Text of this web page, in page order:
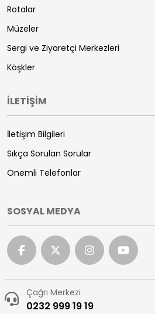
Rotalar
Müzeler
Sergi ve Ziyaretçi Merkezleri
Köşkler
İLETİŞİM
İletişim Bilgileri
Sıkça Sorulan Sorular
Önemli Telefonlar
SOSYAL MEDYA
Çağrı Merkezi
0232 999 19 19